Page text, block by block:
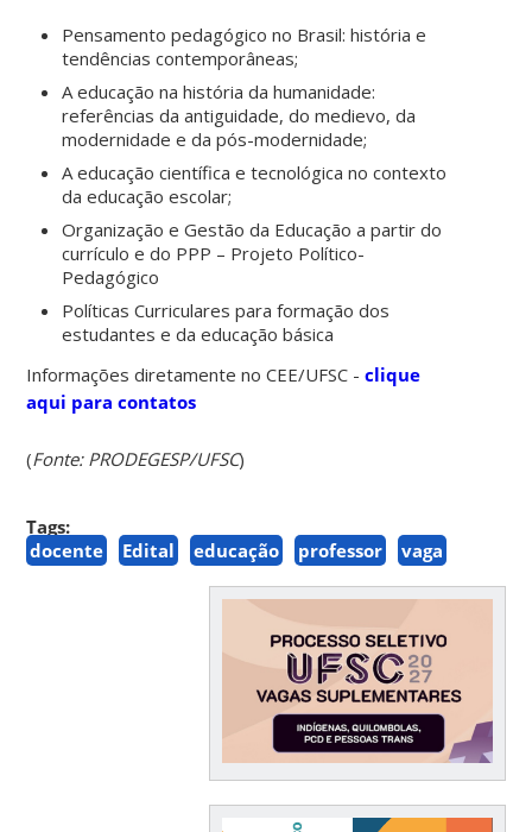
Pensamento pedagógico no Brasil: história e
tendências contemporâneas;
A educação na história da humanidade:
referências da antiguidade, do medievo, da
modernidade e da pós-modernidade;
A educação científica e tecnológica no contexto
da educação escolar;
Organização e Gestão da Educação a partir do
currículo e do PPP – Projeto Político-
Pedagógico
Políticas Curriculares para formação dos
estudantes e da educação básica
Informações diretamente no CEE/UFSC -clique
aqui para contatos
(Fonte: PRODEGESP/UFSC)
Tags:
docente
Edital educação professor vaga